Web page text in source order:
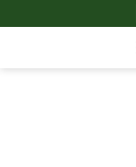
ke